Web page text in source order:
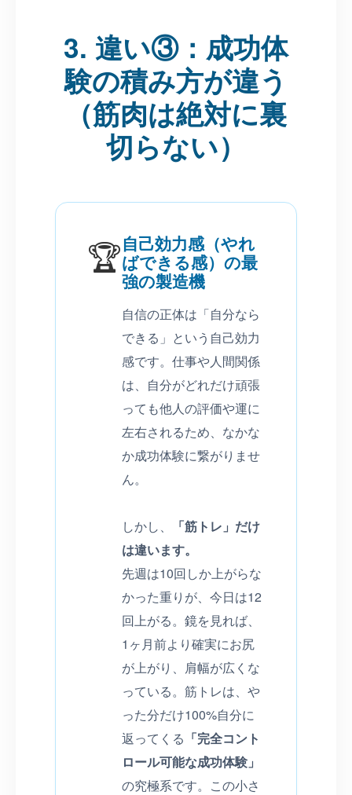
3. 違い③：成功体
験の積み方が違う
（筋肉は絶対に裏
切らない）
🏆自己効力感（やれ
ばできる感）の最
強の製造機
自信の正体は「自分なら
できる」という自己効力
感です。仕事や人間関係
は、自分がどれだけ頑張
っても他人の評価や運に
左右されるため、なかな
か成功体験に繋がりませ
ん。
しかし、
「筋トレ」だけ
は違います。
先週は10回しか上がらな
かった重りが、今日は12
回上がる。鏡を見れば、
1ヶ月前より確実にお尻
が上がり、肩幅が広くな
っている。筋トレは、や
った分だけ100%自分に
返ってくる 「完全コント
ロール可能な成功体験」
の究極系です。この小さ